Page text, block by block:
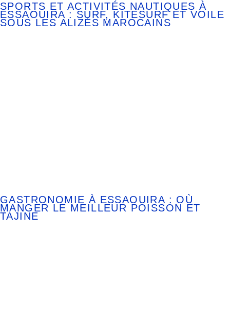
SPORTS ET ACTIVITÉS NAUTIQUES À
ESSAOUIRA : SURF, KITESURF ET VOILE
SOUS LES ALIZÉS MAROCAINS
GASTRONOMIE À ESSAOUIRA : OÙ
MANGER LE MEILLEUR POISSON ET
TAJINE